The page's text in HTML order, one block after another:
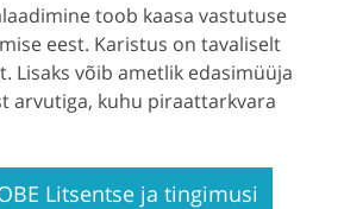
toob kaasa vastutuse
eest. Karistus on tavaliselt
Lisaks võib ametlik edasimüüja
arvutiga, kuhu piraattarkvara
Litsentse ja tingimusi